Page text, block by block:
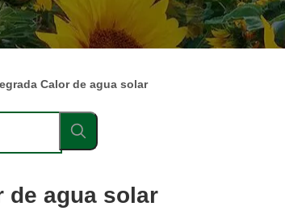
Calor de agua solar
de agua solar